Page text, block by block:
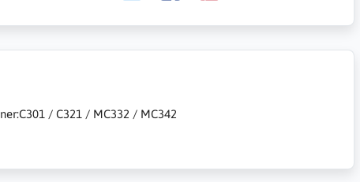
/ C321 / MC332 / MC342